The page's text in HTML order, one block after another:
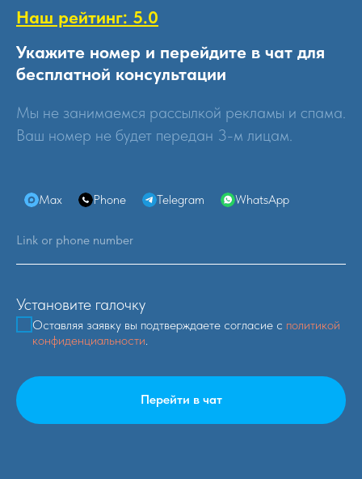
Наш рейтинг: 5.0
Укажите номер и перейдите в чат для
бесплатной консультации
Мы не занимаемся рассылкой рекламы и спама.
Ваш номер не будет передан 3-м лицам.
Max Phone Telegram WhatsApp
Установите галочку
Оставляя заявку вы подтверждаете согласие с политикой
конфиденциальности
Перейти в чат